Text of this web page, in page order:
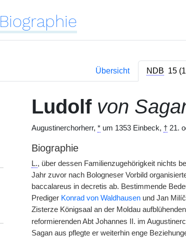
Biographie
Übersicht NDB 15
Ludolf von
Augustinerchorherr, *um 1353 Einbeck, †21.
Biographie
L., über dessen Familienzugehörigkeit nichts
Jahr zuvor nach Bologneser Vorbild
baccalareus in decretis ab. Bestimmende
Prediger Konrad von Waldhausenund Jan Milíč
Zisterze Königsaal an der Moldau aufblühenden
reformierenden Abt Johannes II. im
Sagan aus pflegte er weiterhin enge